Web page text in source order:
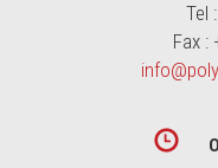
Tel :
Fax :